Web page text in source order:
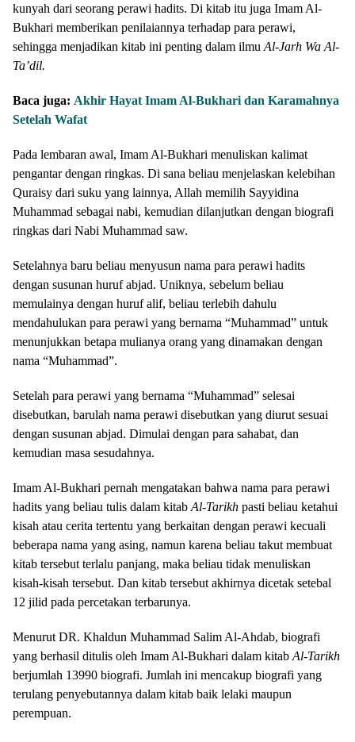
kunyah dari seorang perawi hadits. Di kitab itu juga Imam Al-
Bukhari memberikan penilaiannya terhadap para perawi,
sehingga menjadikan kitab ini penting dalam ilmu Al-Jarh Wa Al-
Ta’dil.
Baca juga: Akhir Hayat Imam Al-Bukhari dan Karamahnya
Setelah Wafat
Pada lembaran awal, Imam Al-Bukhari menuliskan kalimat
pengantar dengan ringkas. Di sana beliau menjelaskan kelebihan
Quraisy dari suku yang lainnya, Allah memilih Sayyidina
Muhammad sebagai nabi, kemudian dilanjutkan dengan biografi
ringkas dari Nabi Muhammad saw.
Setelahnya baru beliau menyusun nama para perawi hadits
dengan susunan huruf abjad. Uniknya, sebelum beliau
memulainya dengan huruf alif, beliau terlebih dahulu
mendahulukan para perawi yang bernama “Muhammad” untuk
menunjukkan betapa mulianya orang yang dinamakan dengan
nama “Muhammad”.
Setelah para perawi yang bernama “Muhammad” selesai
disebutkan, barulah nama perawi disebutkan yang diurut sesuai
dengan susunan abjad. Dimulai dengan para sahabat, dan
kemudian masa sesudahnya.
Imam Al-Bukhari pernah mengatakan bahwa nama para perawi
hadits yang beliau tulis dalam kitab Al-Tarikh pasti beliau ketahui
kisah atau cerita tertentu yang berkaitan dengan perawi kecuali
beberapa nama yang asing, namun karena beliau takut membuat
kitab tersebut terlalu panjang, maka beliau tidak menuliskan
kisah-kisah tersebut. Dan kitab tersebut akhirnya dicetak setebal
12 jilid pada percetakan terbarunya.
Menurut DR. Khaldun Muhammad Salim Al-Ahdab, biografi
yang berhasil ditulis oleh Imam Al-Bukhari dalam kitab Al-Tarikh
berjumlah 13990 biografi. Jumlah ini mencakup biografi yang
terulang penyebutannya dalam kitab baik lelaki maupun
perempuan.